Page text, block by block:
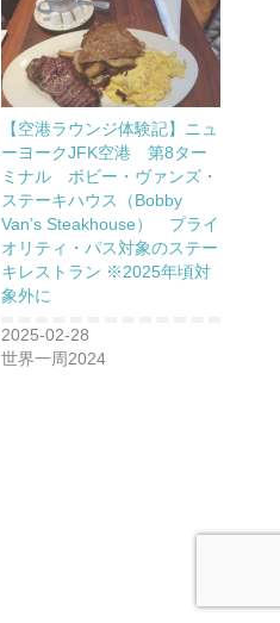
【空港ラウンジ体験記】ニュ
ーヨークJFK空港 第8ター
ミナル ボビー・ヴァンズ・
ステーキハウス（Bobby
Van’s Steakhouse） プライ
オリティ・パス対象のステー
キレストラン ※2025年頃対
象外に
2025-02-28
世界一周2024